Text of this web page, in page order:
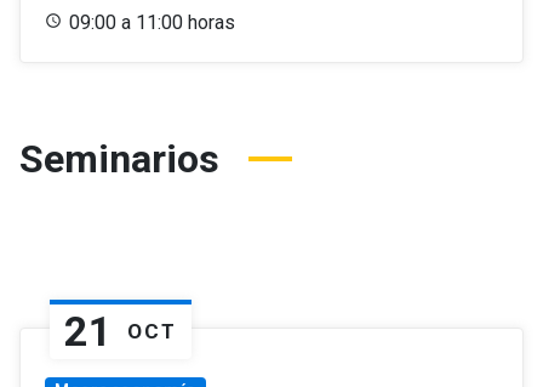
09:00 a 11:00 horas
Seminarios
21 OCT